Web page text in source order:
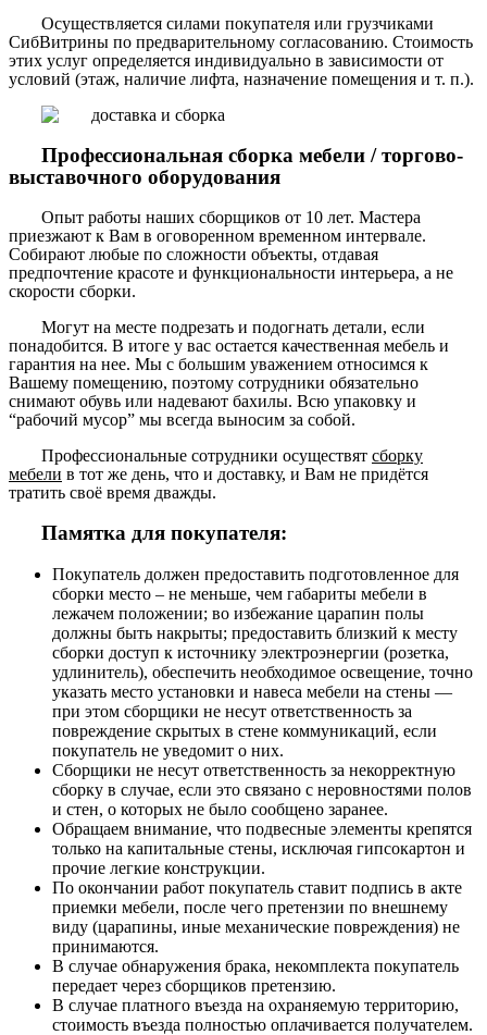
Осуществляется силами покупателя или грузчиками
СибВитрины по предварительному согласованию. Стоимость
этих услуг определяется индивидуально в зависимости от
условий (этаж, наличие лифта, назначение помещения и т. п.).
Профессиональная сборка мебели / торгово-
выставочного оборудования
Опыт работы наших сборщиков от 10 лет. Мастера
приезжают к Вам в оговоренном временном интервале.
Собирают любые по сложности объекты, отдавая
предпочтение красоте и функциональности интерьера, а не
скорости сборки.
Могут на месте подрезать и подогнать детали, если
понадобится. В итоге у вас остается качественная мебель и
гарантия на нее. Мы с большим уважением относимся к
Вашему помещению, поэтому сотрудники обязательно
снимают обувь или надевают бахилы. Всю упаковку и
“рабочий мусор” мы всегда выносим за собой.
Профессиональные сотрудники осуществят сборку
мебели в тот же день, что и доставку, и Вам не придётся
тратить своё время дважды.
Памятка для покупателя:
Покупатель должен предоставить подготовленное для
сборки место – не меньше, чем габариты мебели в
лежачем положении; во избежание царапин полы
должны быть накрыты; предоставить близкий к месту
сборки доступ к источнику электроэнергии (розетка,
удлинитель), обеспечить необходимое освещение, точно
указать место установки и навеса мебели на стены —
при этом сборщики не несут ответственность за
повреждение скрытых в стене коммуникаций, если
покупатель не уведомит о них.
Сборщики не несут ответственность за некорректную
сборку в случае, если это связано с неровностями полов
и стен, о которых не было сообщено заранее.
Обращаем внимание, что подвесные элементы крепятся
только на капитальные стены, исключая гипсокартон и
прочие легкие конструкции.
По окончании работ покупатель ставит подпись в акте
приемки мебели, после чего претензии по внешнему
виду (царапины, иные механические повреждения) не
принимаются.
В случае обнаружения брака, некомплекта покупатель
передает через сборщиков претензию.
В случае платного въезда на охраняемую территорию,
стоимость въезда полностью оплачивается получателем.